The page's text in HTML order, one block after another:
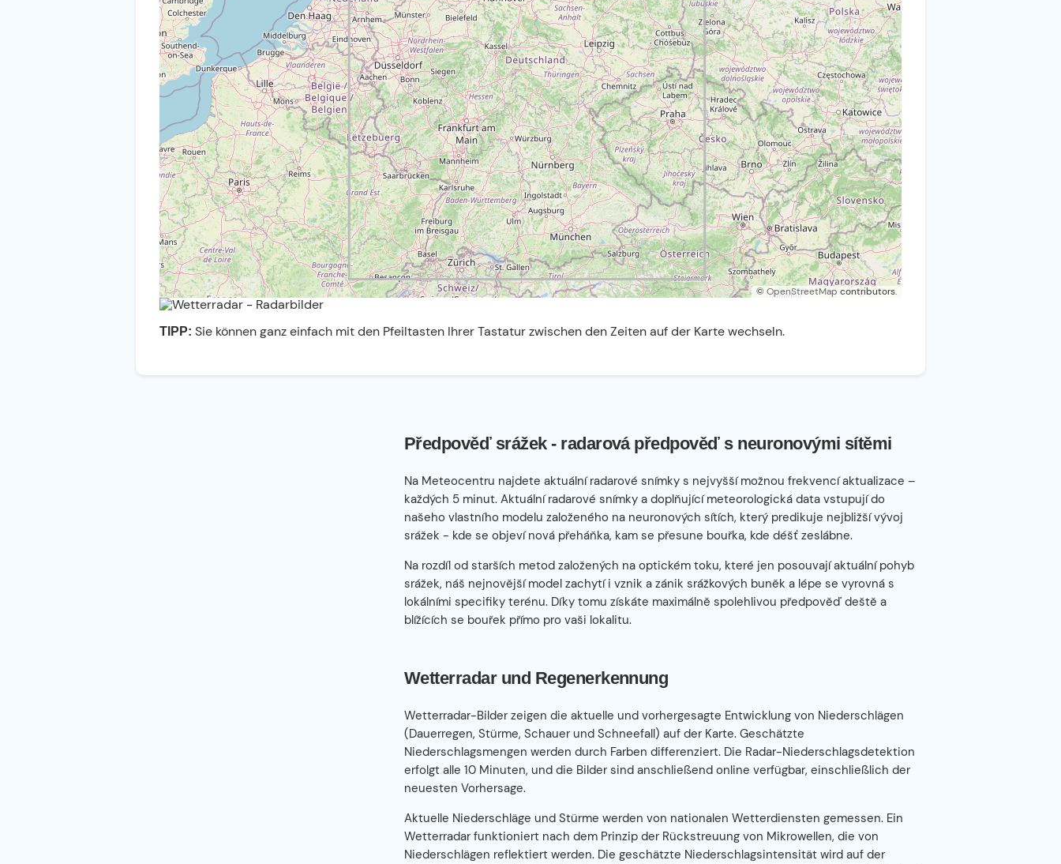
© OpenStreetMap contributors.
TIPP: Sie können ganz einfach mit den Pfeiltasten Ihrer Tastatur zwischen den Zeiten auf der Karte wechseln.
Předpověď srážek - radarová předpověď s neuronovými sítěmi
Na Meteocentru najdete aktuální radarové snímky s nejvyšší možnou frekvencí aktualizace –
každých 5 minut. Aktuální radarové snímky a doplňující meteorologická data vstupují do
našeho vlastního modelu založeného na neuronových sítích, který predikuje nejbližší vývoj
srážek - kde se objeví nová přeháňka, kam se přesune bouřka, kde déšť zeslábne.
Na rozdíl od starších metod založených na optickém toku, které jen posouvají aktuální pohyb
srážek, náš nejnovější model zachytí i vznik a zánik srážkových buněk a lépe se vyrovná s
lokálními specifiky terénu. Díky tomu získáte maximálně spolehlivou předpověď deště a
blížících se bouřek přímo pro vaši lokalitu.
Wetterradar und Regenerkennung
Wetterradar-Bilder zeigen die aktuelle und vorhergesagte Entwicklung von Niederschlägen
(Dauerregen, Stürme, Schauer und Schneefall) auf der Karte. Geschätzte
Niederschlagsmengen werden durch Farben differenziert. Die Radar-Niederschlagsdetektion
erfolgt alle 10 Minuten, und die Bilder sind anschließend online verfügbar, einschließlich der
neuesten Vorhersage.
Aktuelle Niederschläge und Stürme werden von nationalen Wetterdiensten gemessen. Ein
Wetterradar funktioniert nach dem Prinzip der Rückstreuung von Mikrowellen, die von
Niederschlägen reflektiert werden. Die geschätzte Niederschlagsintensität wird auf der